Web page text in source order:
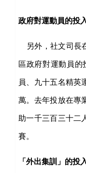
政府對運動員的投
另外，社文司長
區政府對運動員的
員、九十五名精英
萬。去年投放在專
助一千三百三十二
賽。
「外出集訓」的投